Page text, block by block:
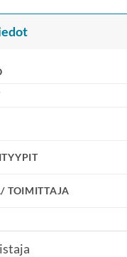
TOIMITTAJA